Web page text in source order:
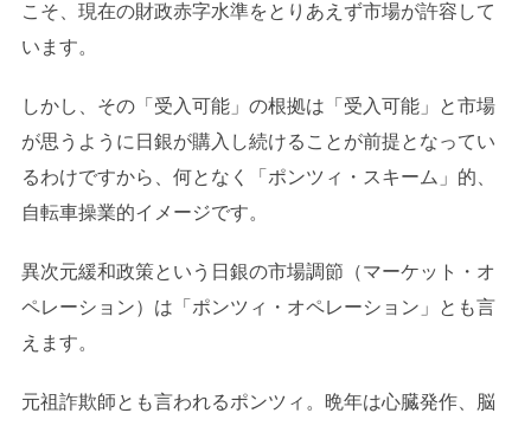
こそ、現在の財政赤字水準をとりあえず市場が許容して
います。
しかし、その「受入可能」の根拠は「受入可能」と市場
が思うように日銀が購入し続けることが前提となってい
るわけですから、何となく「ポンツィ・スキーム」的、
自転車操業的イメージです。
異次元緩和政策という日銀の市場調節（マーケット・オ
ペレーション）は「ポンツィ・オペレーション」とも言
えます。
元祖詐欺師とも言われるポンツィ。晩年は心臓発作、脳